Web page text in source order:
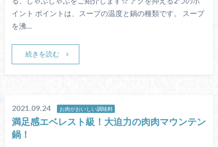
イント ポイントは、スープの温度と鍋の種類です。 スープ
を沸…
続きを読む
2021.09.24 お肉がおいしい調味料
満足感エベレスト級！大迫力の肉肉マウンテン
鍋！